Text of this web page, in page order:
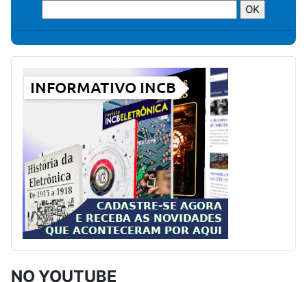
NO YOUTUBE